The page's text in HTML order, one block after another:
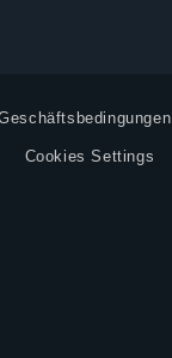
Cookies Settings